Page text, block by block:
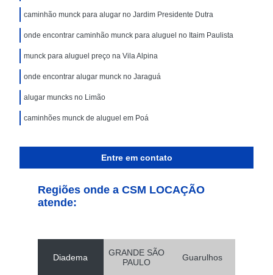
caminhão munck para alugar no Jardim Presidente Dutra
onde encontrar caminhão munck para aluguel no Itaim Paulista
munck para aluguel preço na Vila Alpina
onde encontrar alugar munck no Jaraguá
alugar muncks no Limão
caminhões munck de aluguel em Poá
Entre em contato
Regiões onde a CSM LOCAÇÃO
atende:
Diadema
GRANDE SÃO
PAULO
Guarulhos